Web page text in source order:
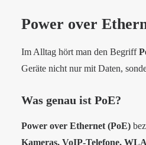
Power over
Im Alltag hört man den Begriff
Geräte nicht nur mit Daten,
Was genau ist PoE?
Power over Ethernet (PoE)
Kameras, VoIP-Telefone,